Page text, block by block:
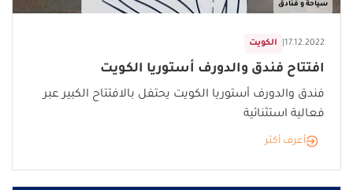
سياحة و فنادق
الكويت 17.12.2022
افتتاح فندق والدورف أستوريا الكويت
فندق والدورف أستوريا الكويت يحتفل بالافتتاح الكبير عبر
فعالية استثنائية
أعرف أكثر